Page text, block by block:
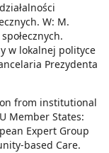
W: M.
w lokalnej polityce
Prezydenta
from institutional
Member States:
Expert Group
based Care.